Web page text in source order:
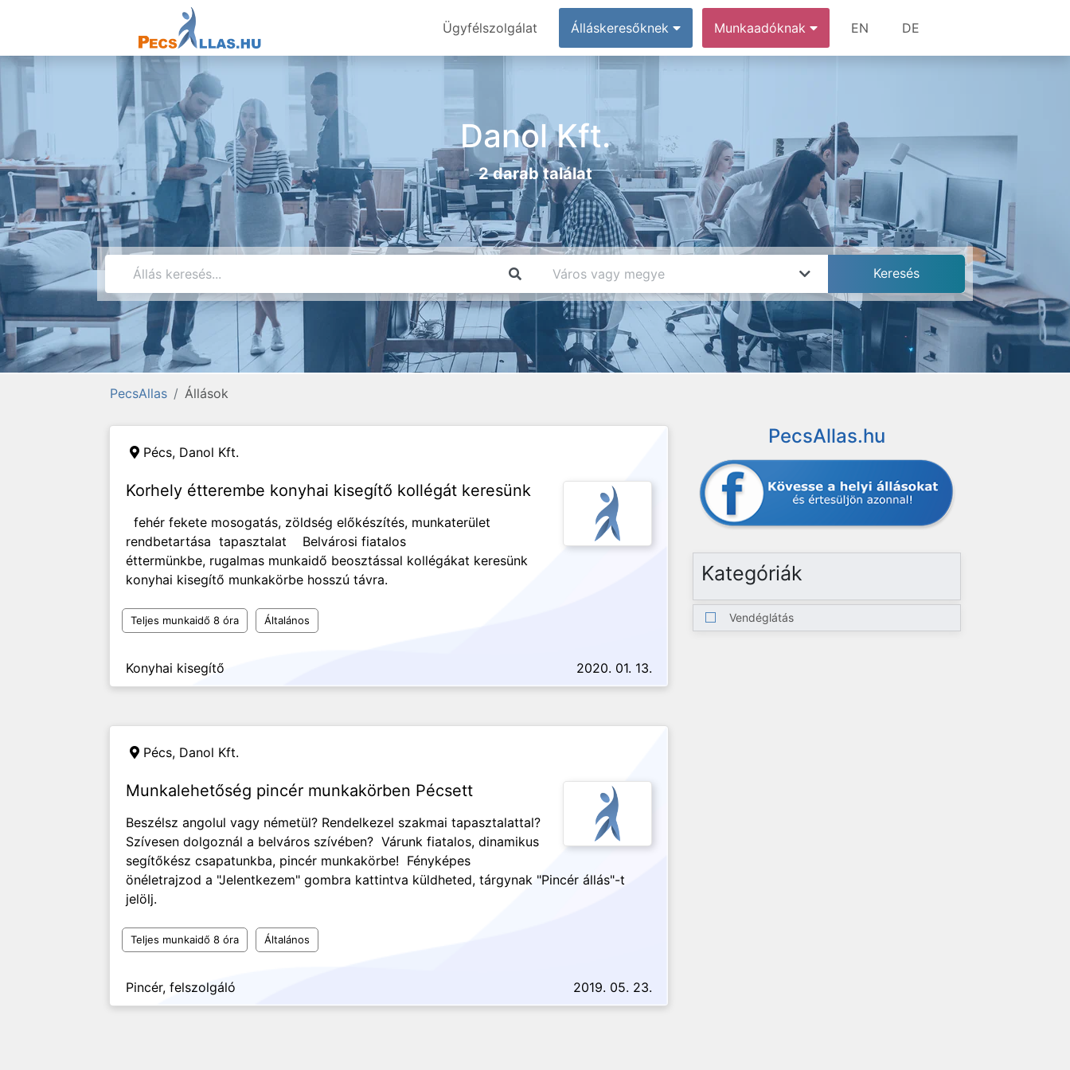
Ügyfélszolgálat Álláskeresőknek Munkaadóknak EN DE
Danol Kft.
2 darab találat
PecsAllas Állások
Pécs, Danol Kft.
Korhely étterembe konyhai kisegítő kollégát keresünk
fehér fekete mosogatás, zöldség előkészítés, munkaterület
rendbetartása tapasztalat Belvárosi fiatalos
éttermünkbe, rugalmas munkaidő beosztással kollégákat keresünk
konyhai kisegítő munkakörbe hosszú távra.
Teljes munkaidő 8 óra Általános
Konyhai kisegítő 2020. 01. 13.
Pécs, Danol Kft.
Munkalehetőség pincér munkakörben Pécsett
Beszélsz angolul vagy németül? Rendelkezel szakmai tapasztalattal?
Szívesen dolgoznál a belváros szívében? Várunk fiatalos, dinamikus
segítőkész csapatunkba, pincér munkakörbe! Fényképes
önéletrajzod a "Jelentkezem" gombra kattintva küldheted, tárgynak "Pincér állás"-t
jelölj.
Teljes munkaidő 8 óra Általános
Pincér, felszolgáló 2019. 05. 23.
PecsAllas.hu
Kategóriák
Vendéglátás